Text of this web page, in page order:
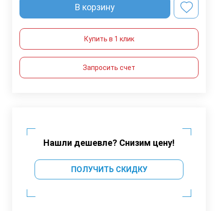
В корзину
Купить в 1 клик
Запросить счет
Нашли дешевле? Снизим цену!
ПОЛУЧИТЬ СКИДКУ